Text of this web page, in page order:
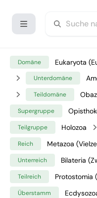
Domäne Eukaryota
Unterdomäne
Teildomäne
Supergruppe
Teilgruppe Holozoa
Reich Metazoa
Unterreich Bilateria
Teilreich Protostomia
Überstamm